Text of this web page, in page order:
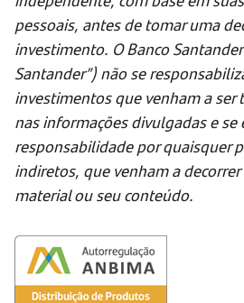
pessoais, antes de tomar uma
investimento. O Banco
Santander”) não se
investimentos que venham a ser
nas informações divulgadas e
responsabilidade por quaisquer
indiretos, que venham a
material ou seu conteúdo.